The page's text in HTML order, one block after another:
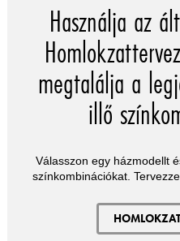
Használja az
megtalálja a
illő
Válasszon egy házmodellt
színkombinációkat.